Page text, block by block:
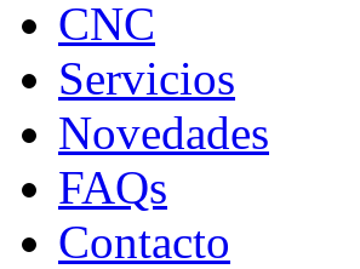
CNC
Servicios
Novedades
FAQs
Contacto